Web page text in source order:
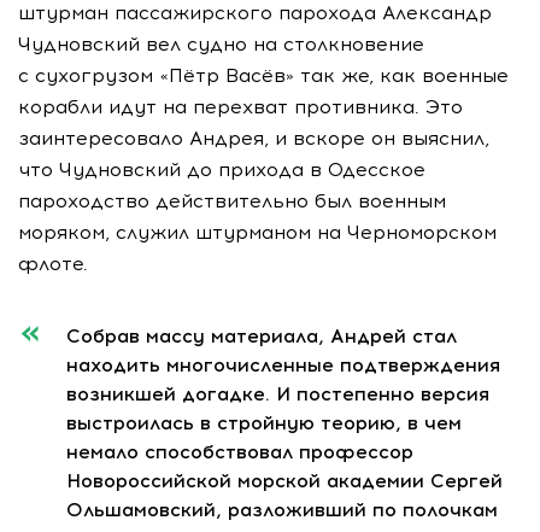
штурман пассажирского парохода Александр
Чудновский вел судно на столкновение
с сухогрузом «Пётр Васёв» так же, как военные
корабли идут на перехват противника. Это
заинтересовало Андрея, и вскоре он выяснил,
что Чудновский до прихода в Одесское
пароходство действительно был военным
моряком, служил штурманом на Черноморском
флоте.
Собрав массу материала, Андрей стал
находить многочисленные подтверждения
возникшей догадке. И постепенно версия
выстроилась в стройную теорию, в чем
немало способствовал профессор
Новороссийской морской академии Сергей
Ольшамовский, разложивший по полочкам